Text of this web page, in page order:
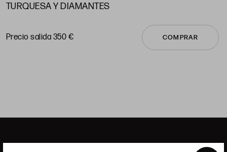
TURQUESA Y DIAMANTES
Precio salida 350 € COMPRAR